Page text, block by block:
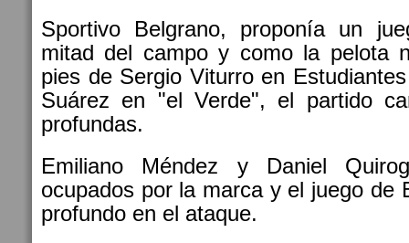
Sportivo Belgrano, proponía un
mitad del campo y como la pelota
pies de Sergio Viturro en
Suárez en "el Verde", el partido
profundas.
Emiliano Méndez y Daniel
ocupados por la marca y el juego de
profundo en el ataque.